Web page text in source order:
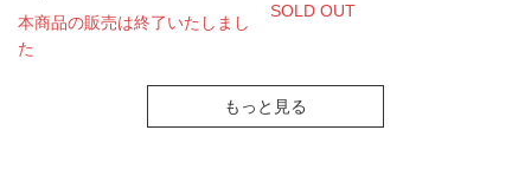
本商品の販売は終了いたしまし
た
SOLD OUT
もっと見る